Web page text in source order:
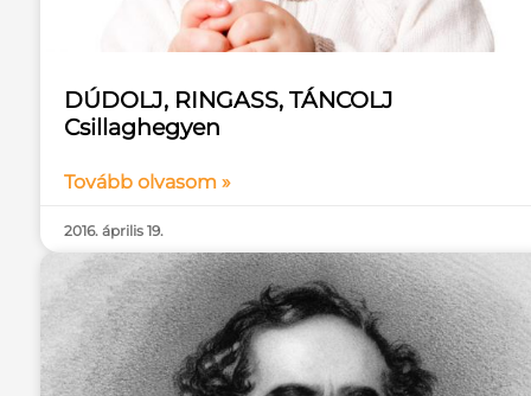
DÚDOLJ, RINGASS, TÁNCOLJ
Csillaghegyen
Tovább olvasom »
2016. április 19.